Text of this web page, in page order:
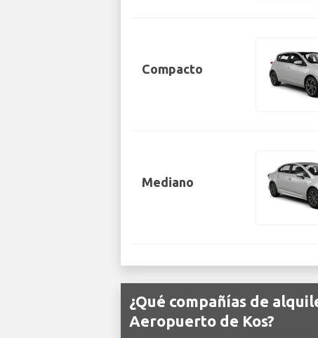
Compacto
Mediano
¿Qué compañías de
Aeropuerto de Kos?